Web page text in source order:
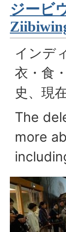
ジービ
インデ
衣・食
史、現
The
more